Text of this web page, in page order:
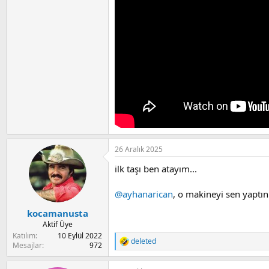
kocamanusta
Aktif Üye
Katılım
10 Eylül 2022
Mesajlar
972
26 Aralık 2025
ilk taşı ben atayım...
@ayhanarican, o makineyi sen yaptın
R
e
a
deleted